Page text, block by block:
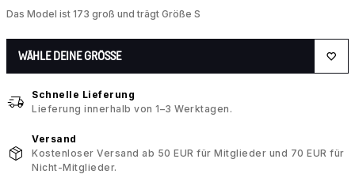
Das Model ist 173 groß und trägt Größe S
WÄHLE DEINE GRÖSSE
Schnelle Lieferung
Lieferung innerhalb von 1–3 Werktagen.
Versand
Kostenloser Versand ab 50 EUR für Mitglieder und 70 EUR für
Nicht-Mitglieder.